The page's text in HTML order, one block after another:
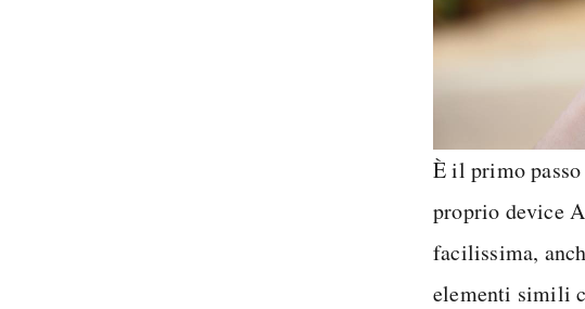
È il primo
proprio device
facilissima,
elementi simili